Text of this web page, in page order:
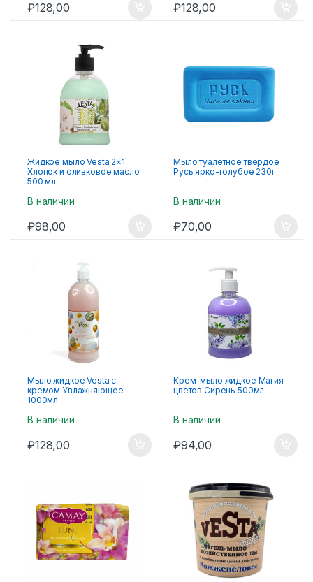
₽128,00 ₽128,00
Жидкое мыло Vesta 2×1
Хлопок и оливковое масло
500 мл
В наличии
₽98,00
Мыло туалетное твердое
Русь ярко-голубое 230г
В наличии
₽70,00
Мыло жидкое Vesta с
кремом Увлажняющее
1000мл
В наличии
₽128,00
Крем-мыло жидкое Магия
цветов Сирень 500мл
В наличии
₽94,00